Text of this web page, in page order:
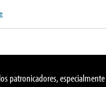
patronicadores,